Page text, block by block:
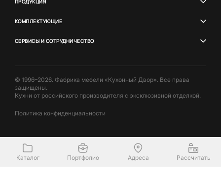
КОМПЛЕКТУЮЩИЕ
СЕРВИСЫ И СОТРУДНИЧЕСТВО
© 1996–2026. Фабрика мебели «Кухонный Двор». Все права
защищены.
Кухни от российского производителя с эксклюзивной отделкой.
Политика конфиденциальности
Каталог Портфолио Адреса Рассчитать